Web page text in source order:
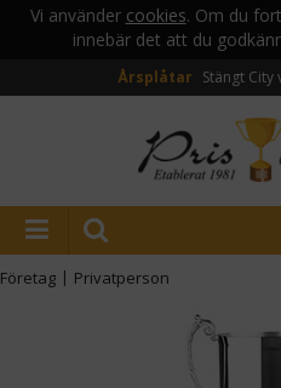
Vi använder cookies. Om du
innebär det att du
Årsplåtar Stängt City
Företag | Privatperson